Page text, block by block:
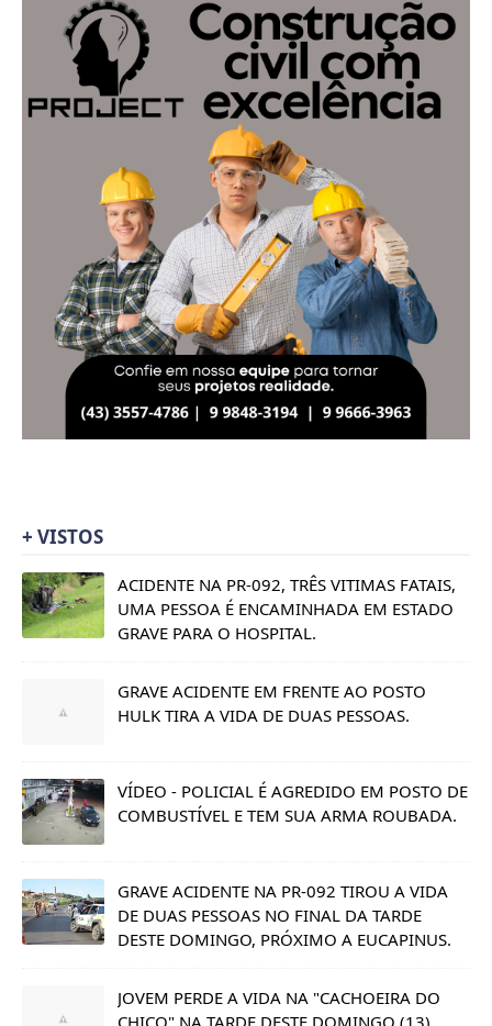
+ VISTOS
ACIDENTE NA PR-092, TRÊS VITIMAS FATAIS,
UMA PESSOA É ENCAMINHADA EM ESTADO
GRAVE PARA O HOSPITAL.
GRAVE ACIDENTE EM FRENTE AO POSTO
HULK TIRA A VIDA DE DUAS PESSOAS.
VÍDEO - POLICIAL É AGREDIDO EM POSTO DE
COMBUSTÍVEL E TEM SUA ARMA ROUBADA.
GRAVE ACIDENTE NA PR-092 TIROU A VIDA
DE DUAS PESSOAS NO FINAL DA TARDE
DESTE DOMINGO, PRÓXIMO A EUCAPINUS.
JOVEM PERDE A VIDA NA "CACHOEIRA DO